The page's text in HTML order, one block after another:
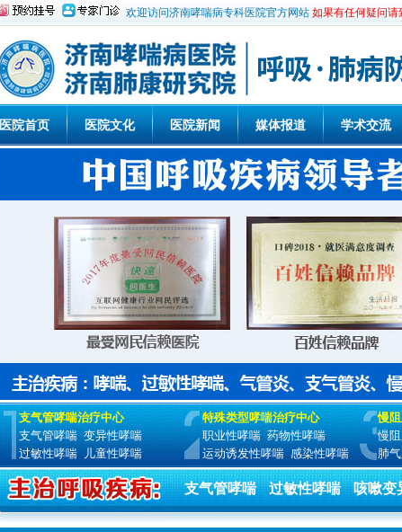
欢迎访问济南哮喘病专科医院官方网站 如果有任何疑问请
医院首页 医院文化 医院新闻 媒体报道 学术交流
支气管哮喘治疗中心
支气管哮喘 变异性哮喘
过敏性哮喘 儿童性哮喘
特殊类型哮喘治疗中心
职业性哮喘 药物性哮喘
运动诱发性哮喘 感染性哮喘
慢
慢
肺
支气管哮喘 过敏性哮喘 咳嗽变